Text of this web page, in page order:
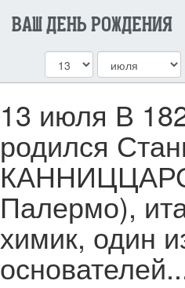
ВАШ ДЕНЬ РОЖДЕНИЯ
13 июля В
родился
Палермо),
химик, один